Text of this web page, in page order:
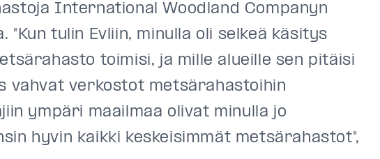
International Woodland Companyn
"Kun tulin Evliin, minulla oli selkeä käsitys
toimisi, ja mille alueille sen pitäisi
vahvat verkostot metsärahastoihin
ympäri maailmaa olivat minulla jo
hyvin kaikki keskeisimmät metsärahastot",